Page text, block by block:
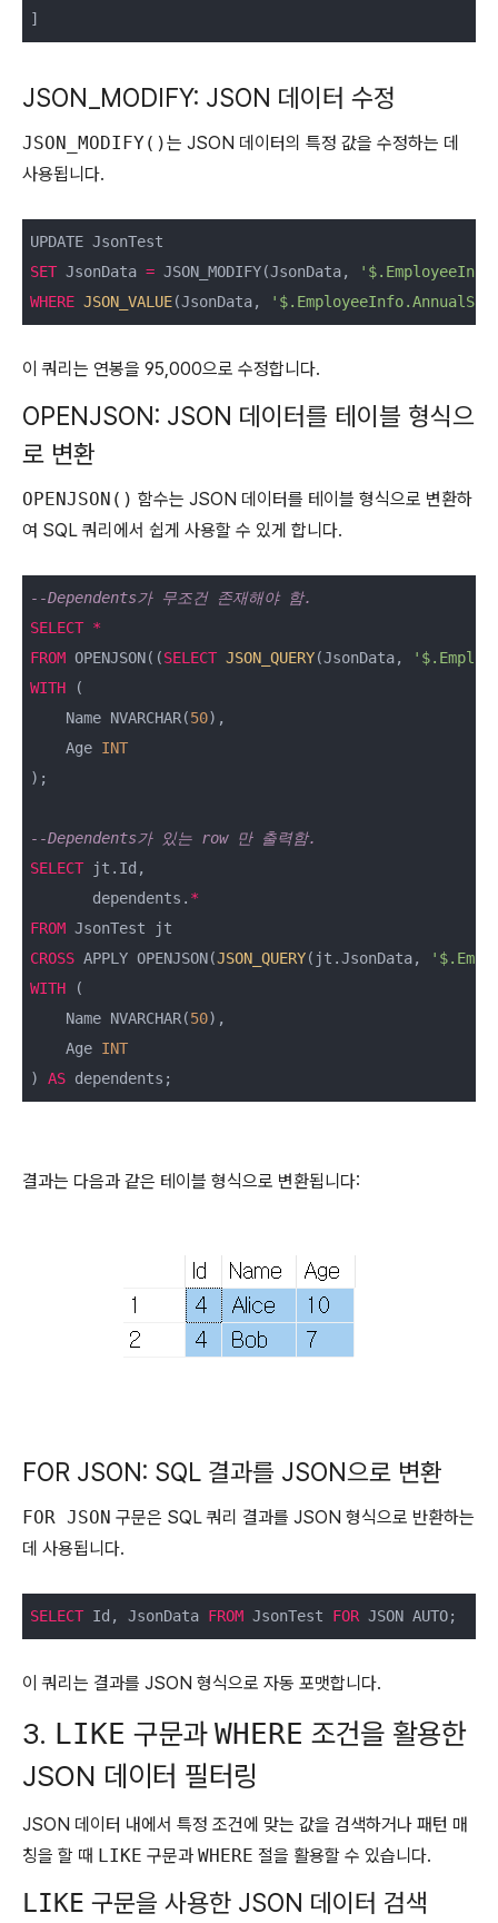
]
JSON_MODIFY: JSON 데이터 수정
JSON_MODIFY()는 JSON 데이터의 특정 값을 수정하는 데
사용됩니다.
SET JsonData = JSON_MODIFY(JsonData,
WHERE JSON_VALUE(JsonData,
이 쿼리는 연봉을 95,000으로 수정합니다.
OPENJSON: JSON 데이터를 테이블 형식으
로 변환
OPENJSON() 함수는 JSON 데이터를 테이블 형식으로 변환하
여 SQL 쿼리에서 쉽게 사용할 수 있게 합니다.
--Dependents가 무조건 존재해야 함.
SELECT *
FROM OPENJSON((SELECT JSON_QUERY(JsonData,
WITH (
    Name NVARCHAR(
50),
    Age
INT
);
--Dependents가 있는 row 만 출력함.
SELECT jt.Id,
       dependents.
*
FROM
CROSS APPLY OPENJSON(JSON_QUERY(jt.JsonData,
WITH (
    Name NVARCHAR(
50),
    Age
INT
) AS dependents;
결과는 다음과 같은 테이블 형식으로 변환됩니다:
FOR JSON: SQL 결과를 JSON으로 변환
FOR JSON 구문은 SQL 쿼리 결과를 JSON 형식으로 반환하는
데 사용됩니다.
SELECT Id, JsonData FROM JsonTest FOR JSON AUTO;
이 쿼리는 결과를 JSON 형식으로 자동 포맷합니다.
3. LIKE 구문과 WHERE 조건을 활용한
JSON 데이터 필터링
JSON 데이터 내에서 특정 조건에 맞는 값을 검색하거나 패턴 매
칭을 할 때 LIKE 구문과 WHERE 절을 활용할 수 있습니다.
LIKE 구문을 사용한 JSON 데이터 검색